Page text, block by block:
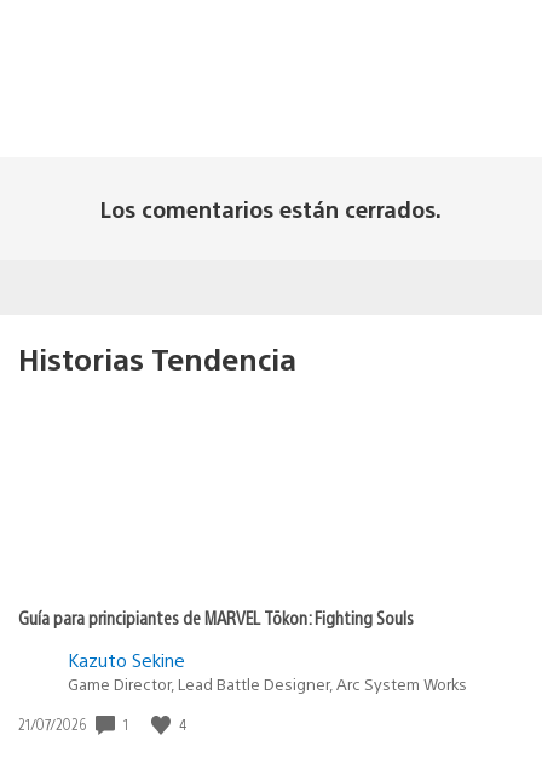
Los comentarios están cerrados.
Historias Tendencia
Guía para principiantes de MARVEL Tōkon: Fighting Souls
Kazuto Sekine
Game Director, Lead Battle Designer, Arc System Works
Fecha
21/07/2026 1 4